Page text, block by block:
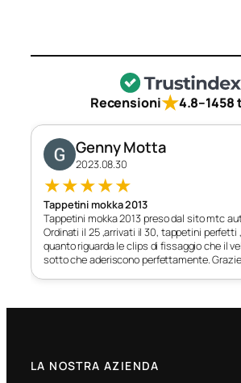
Recensioni★4.8–1458
Genny Motta
2023.08.30
★★★★★
Tappetini mokka 2013
Tappetini mokka 2013 preso dal sito mtc
Ordinati il 25 ,arrivati il 30, tappetini perfetti
quanto riguarda le clips di fissaggio che il
sotto che aderiscono perfettamente. Grazie
LA NOSTRA AZIENDA